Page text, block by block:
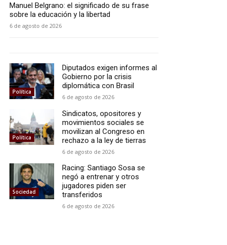
Manuel Belgrano: el significado de su frase
sobre la educación y la libertad
6 de agosto de 2026
Política
Diputados exigen informes al
Gobierno por la crisis
diplomática con Brasil
6 de agosto de 2026
Política
Sindicatos, opositores y
movimientos sociales se
movilizan al Congreso en
rechazo a la ley de tierras
6 de agosto de 2026
Sociedad
Racing: Santiago Sosa se
negó a entrenar y otros
jugadores piden ser
transferidos
6 de agosto de 2026